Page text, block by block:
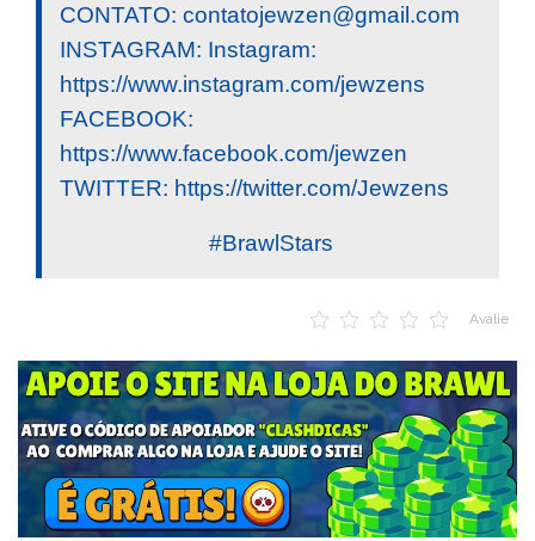
CONTATO: contatojewzen@gmail.com
INSTAGRAM: Instagram:
https://www.instagram.com/jewzens
FACEBOOK:
https://www.facebook.com/jewzen
TWITTER: https://twitter.com/Jewzens
#BrawlStars
Avalie